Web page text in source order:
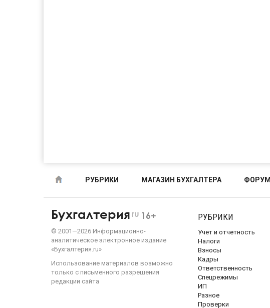
РУБРИКИ МАГАЗИН БУХГАЛТЕРА ФОРУМ
Бухгалтерия ru 16+
© 2001—2026 Информационно-
аналитическое электронное издание
«Бухгалтерия.ru»
Использование материалов возможно
только с письменного разрешения
редакции сайта
РУБРИКИ
Учет и отчетность
Налоги
Взносы
Кадры
Ответственность
Спецрежимы
ИП
Разное
Проверки